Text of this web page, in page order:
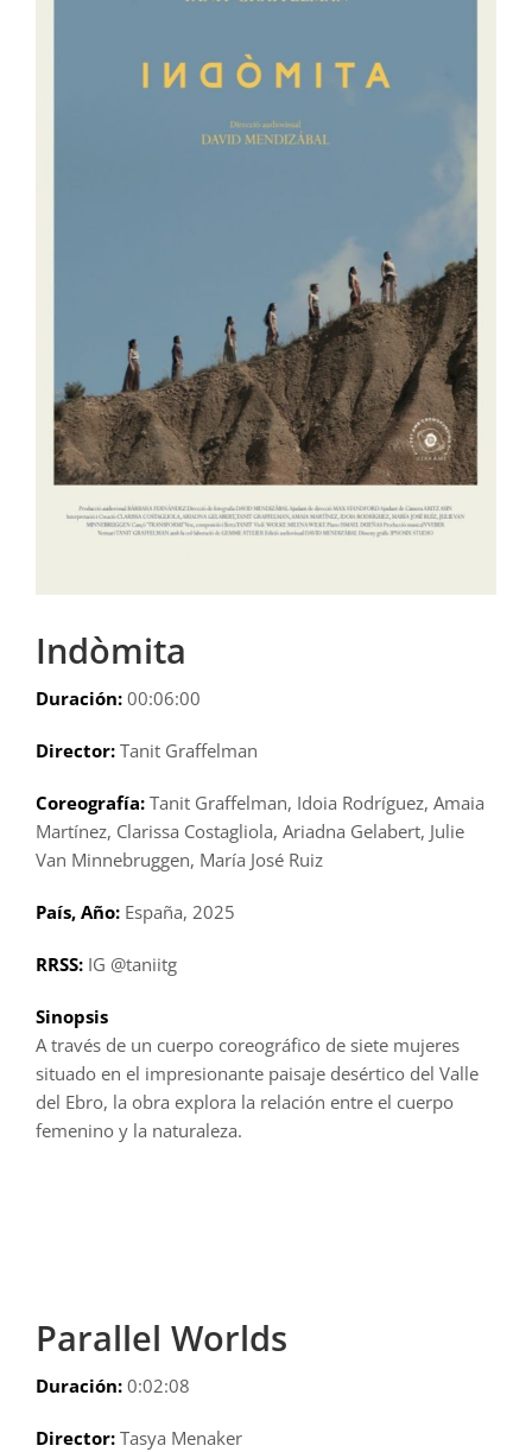
Indòmita
Duración: 00:06:00
Director:Tanit Graffelman
Coreografía:Tanit Graffelman, Idoia Rodríguez, Amaia
Martínez, Clarissa Costagliola, Ariadna Gelabert, Julie
Van Minnebruggen, María José Ruiz
País, Año:España, 2025
RRSS:IG @taniitg
Sinopsis
A través de un cuerpo coreográfico de siete mujeres
situado en el impresionante paisaje desértico del Valle
del Ebro, la obra explora la relación entre el cuerpo
femenino y la naturaleza.
Parallel Worlds
Duración: 0:02:08
Director:Tasya Menaker